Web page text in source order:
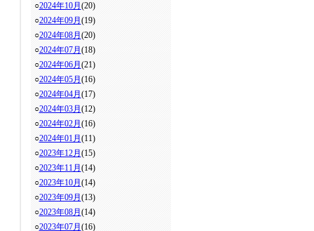
○2024年10月 (20)
○2024年09月 (19)
○2024年08月 (20)
○2024年07月 (18)
○2024年06月 (21)
○2024年05月 (16)
○2024年04月 (17)
○2024年03月 (12)
○2024年02月 (16)
○2024年01月 (11)
○2023年12月 (15)
○2023年11月 (14)
○2023年10月 (14)
○2023年09月 (13)
○2023年08月 (14)
○2023年07月 (16)